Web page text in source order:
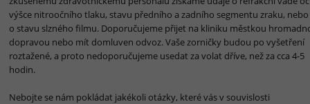
výšce nitroočního tlaku, stavu předního a zadního segmentu zraku, nebo
o stavu slzného filmu. Doporučujeme přijet na kliniku městkou
dopravou nebo mít domluven odvoz. Vaše zorničky budou po vyšetření
roztažené, a proto nedoporučujeme usedat za volat dříve, než za cca 4-5
hodin.
Nebojte se nám pokládat jakékoli otázky, které vás v souvislosti